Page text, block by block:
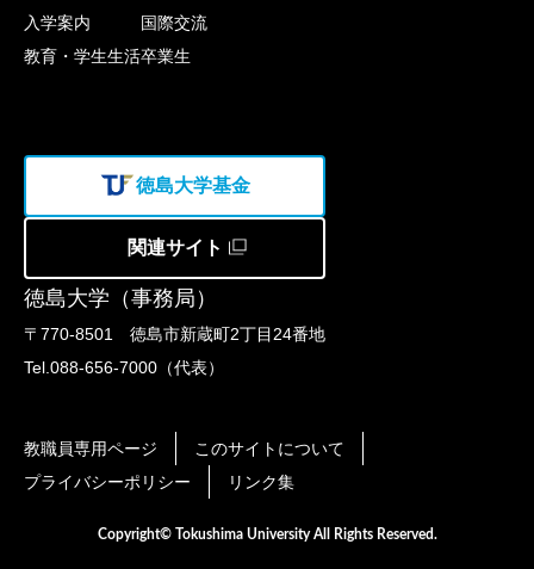
徳島大学（事務局）
〒770-8501 徳島市新蔵町2丁目24番地
Tel.088-656-7000（代表）
入学案内
教育・学生生活
国際交流
卒業生
徳島大学基金
関連サイト
教職員専用ページ
このサイトについて
プライバシーポリシー
リンク集
Copyright© Tokushima University All Rights Reserved.